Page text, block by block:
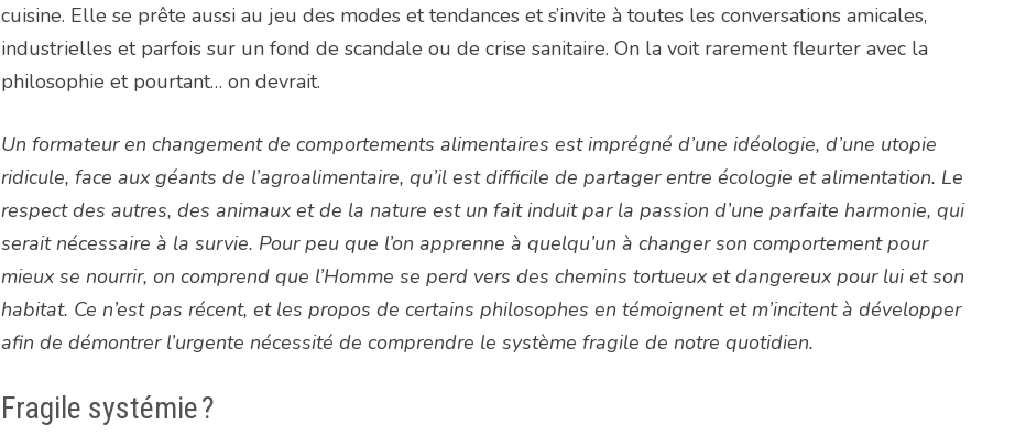
cuisine. Elle se prête aussi au jeu des modes et tendances et s’invite à toutes les conversations amicales,
industrielles et parfois sur un fond de scandale ou de crise sanitaire. On la voit rarement fleurter avec la
philosophie et pourtant… on devrait.
Un formateur en changement de comportements alimentaires est imprégné d’une idéologie, d’une utopie
ridicule, face aux géants de l’agroalimentaire, qu’il est difficile de partager entre écologie et alimentation. Le
respect des autres, des animaux et de la nature est un fait induit par la passion d’une parfaite harmonie, qui
serait nécessaire à la survie. Pour peu que l’on apprenne à quelqu’un à changer son comportement pour
mieux se nourrir, on comprend que l’Homme se perd vers des chemins tortueux et dangereux pour lui et son
habitat. Ce n’est pas récent, et les propos de certains philosophes en témoignent et m’incitent à développer
afin de démontrer l’urgente nécessité de comprendre le système fragile de notre quotidien.
Fragile systémie ?